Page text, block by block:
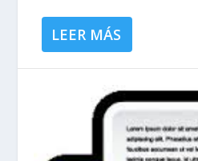
LEER MÁS